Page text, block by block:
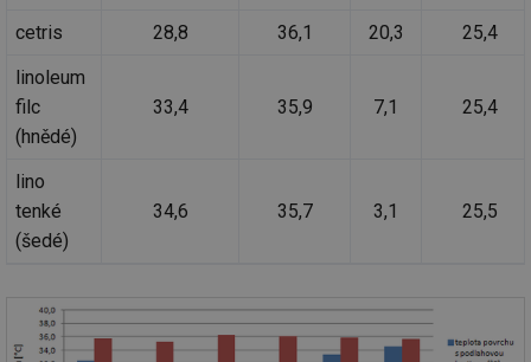
cetris
28,8 36,1 20,3
25,4
linoleum
filc
(hnědé)
33,4 35,9 7,1 25,4
lino
tenké
(šedé)
34,6 35,7 3,1 25,5